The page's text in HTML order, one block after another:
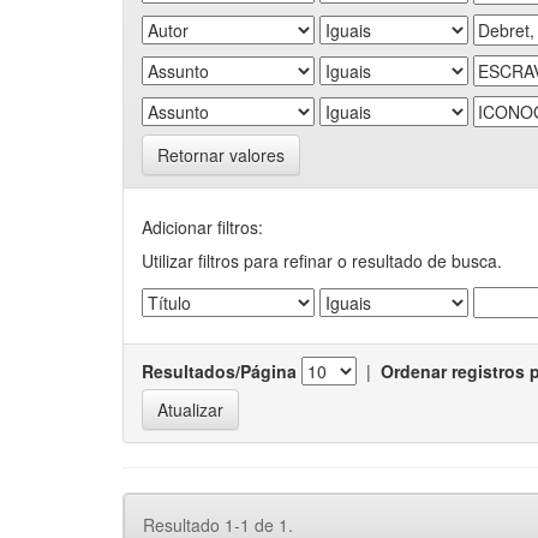
Retornar valores
Adicionar filtros:
Utilizar filtros para refinar o resultado de busca.
Resultados/Página | Ordenar registros
Resultado 1-1 de 1.